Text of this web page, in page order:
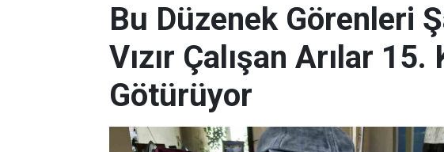
Bu Düzenek Görenleri
Vızır Çalışan Arılar 15.
Götürüyor